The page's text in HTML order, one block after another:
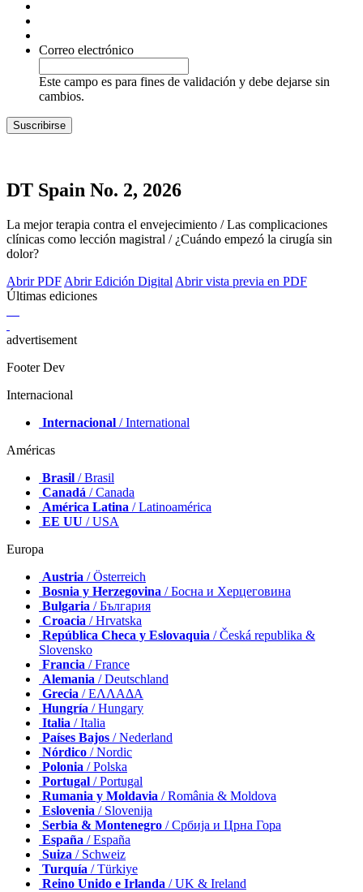
Correo electrónico
Este campo es para fines de validación y debe dejarse sin
cambios.
DT Spain No. 2, 2026
La mejor terapia contra el envejecimiento / Las complicaciones
clínicas como lección magistral / ¿Cuándo empezó la cirugía sin
dolor?
Abrir PDF Abrir Edición Digital Abrir vista previa en PDF
Últimas ediciones
advertisement
Footer Dev
Internacional
Internacional / International
Américas
Brasil / Brasil
Canadá / Canada
América Latina / Latinoamérica
EE UU / USA
Europa
Austria / Österreich
Bosnia y Herzegovina / Босна и Херцеговина
Bulgaria / България
Croacia / Hrvatska
República Checa y Eslovaquia / Česká republika &
Slovensko
Francia / France
Alemania / Deutschland
Grecia / ΕΛΛΑΔΑ
Hungría / Hungary
Italia / Italia
Países Bajos / Nederland
Nórdico / Nordic
Polonia / Polska
Portugal / Portugal
Rumania y Moldavia / România & Moldova
Eslovenia / Slovenija
Serbia & Montenegro / Србија и Црна Гора
España / España
Suiza / Schweiz
Turquía / Türkiye
Reino Unido e Irlanda / UK & Ireland